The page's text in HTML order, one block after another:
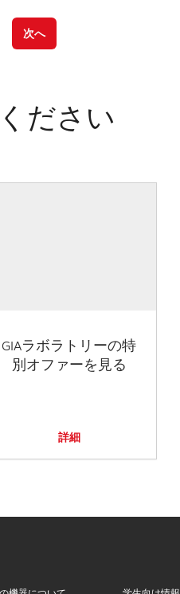
次へ
ださい
GIAラボラトリーの特
別オファーを見る
詳細